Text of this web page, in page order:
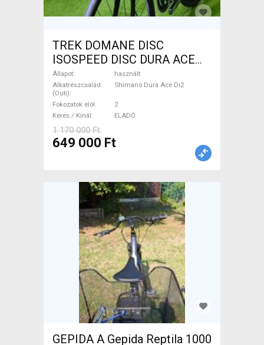
TREK DOMANE DISC
ISOSPEED DISC DURA ACE
Di2 2x11 52/53 Országúti
Shimano Dura Ace Di2
tárcsafék használt ELADÓ
Állapot
használt
Alkatrészcsalád
(Outi)
Shimano Dura Ace Di2
Fokozatok elöl
2
Keres / Kínál
ELADÓ
1 170 000 Ft
649 000 Ft
GEPIDA A Gepida Reptila 1000